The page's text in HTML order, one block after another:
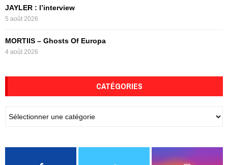
JAYLER : l’interview
5 août 2026
MORTIIS – Ghosts Of Europa
4 août 2026
CATÉGORIES